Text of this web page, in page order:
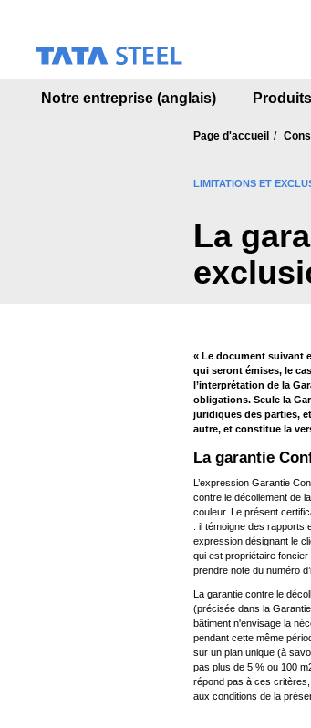
Notre entreprise (anglais)
Page d'accueil
LIMITATIONS ET
La
« Le document suivant
qui seront émises, le
l’interprétation de la
obligations. Seule la
juridiques des parties,
autre, et constitue la
La garantie
L’expression Garantie
contre le décollement de
couleur. Le présent
: il témoigne des rapports
expression désignant le
qui est propriétaire
prendre note du numéro
La garantie contre le
(précisée dans la
bâtiment n'envisage la
pendant cette même
sur un plan unique (à
pas plus de 5 % ou 100
répond pas à ces
aux conditions de la